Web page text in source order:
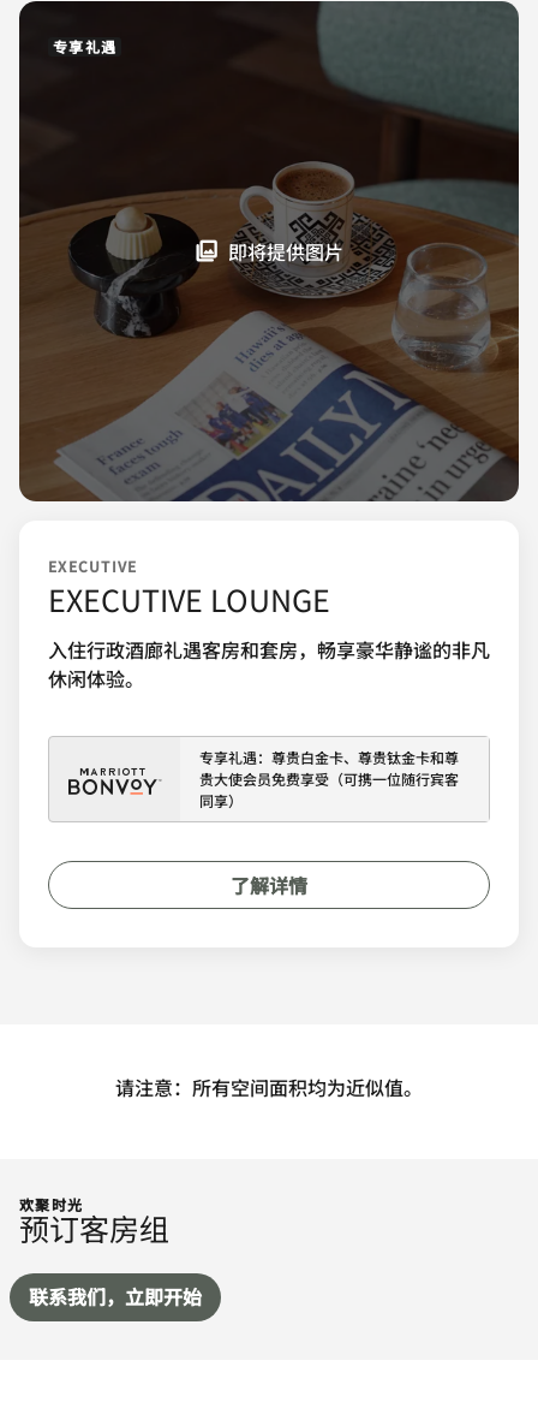
专享礼遇
即将提供图片
EXECUTIVE
EXECUTIVE LOUNGE
入住行政酒廊礼遇客房和套房，畅享豪华静谧的非凡
休闲体验。
专享礼遇：尊贵白金卡、尊贵钛金卡和尊
贵大使会员免费享受（可携一位随行宾客
同享）
了解详情
请注意：所有空间面积均为近似值。
欢聚时光
预订客房组
联系我们，立即开始